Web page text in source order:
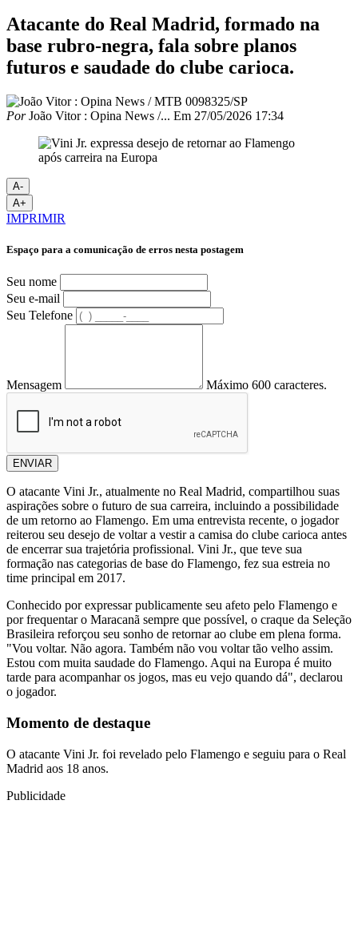
Atacante do Real Madrid, formado na
base rubro-negra, fala sobre planos
futuros e saudade do clube carioca.
PorJoão Vitor : Opina News /... Em 27/05/2026 17:34
A-
A+
IMPRIMIR
Espaço para a comunicação de erros nesta postagem
Seu nome
Seu e-mail
Seu Telefone
Mensagem Máximo 600 caracteres.
ENVIAR
O atacante Vini Jr., atualmente no Real Madrid, compartilhou suas
aspirações sobre o futuro de sua carreira, incluindo a possibilidade
de um retorno ao Flamengo. Em uma entrevista recente, o jogador
reiterou seu desejo de voltar a vestir a camisa do clube carioca antes
de encerrar sua trajetória profissional. Vini Jr., que teve sua
formação nas categorias de base do Flamengo, fez sua estreia no
time principal em 2017.
Conhecido por expressar publicamente seu afeto pelo Flamengo e
por frequentar o Maracanã sempre que possível, o craque da Seleção
Brasileira reforçou seu sonho de retornar ao clube em plena forma.
"Vou voltar. Não agora. Também não vou voltar tão velho assim.
Estou com muita saudade do Flamengo. Aqui na Europa é muito
tarde para acompanhar os jogos, mas eu vejo quando dá", declarou
o jogador.
Momento de destaque
O atacante Vini Jr. foi revelado pelo Flamengo e seguiu para o Real
Madrid aos 18 anos.
Publicidade